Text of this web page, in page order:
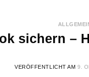
sichern –
VERÖFFENTLICHT AM9.